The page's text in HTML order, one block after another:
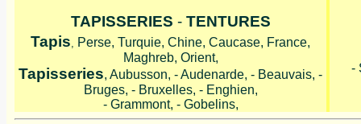
TAPISSERIES -TENTURES
Tapis, Perse, Turquie, Chine, Caucase, France,
Maghreb, Orient,
Tapisseries, Aubusson, - Audenarde, - Beauvais, -
Bruges, - Bruxelles, - Enghien,
- Grammont, - Gobelins,
-